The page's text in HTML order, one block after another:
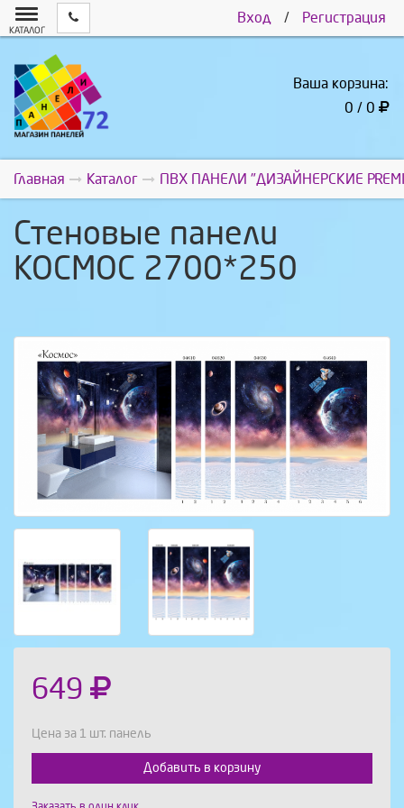
Вход / Регистрация
КАТАЛОГ
Ваша корзина:
0 / 0
Главная Каталог ПВХ ПАНЕЛИ "ДИЗАЙНЕРСКИЕ
Стеновые панели
КОСМОС 2700*250
649
Цена за 1 шт. панель
Добавить в корзину